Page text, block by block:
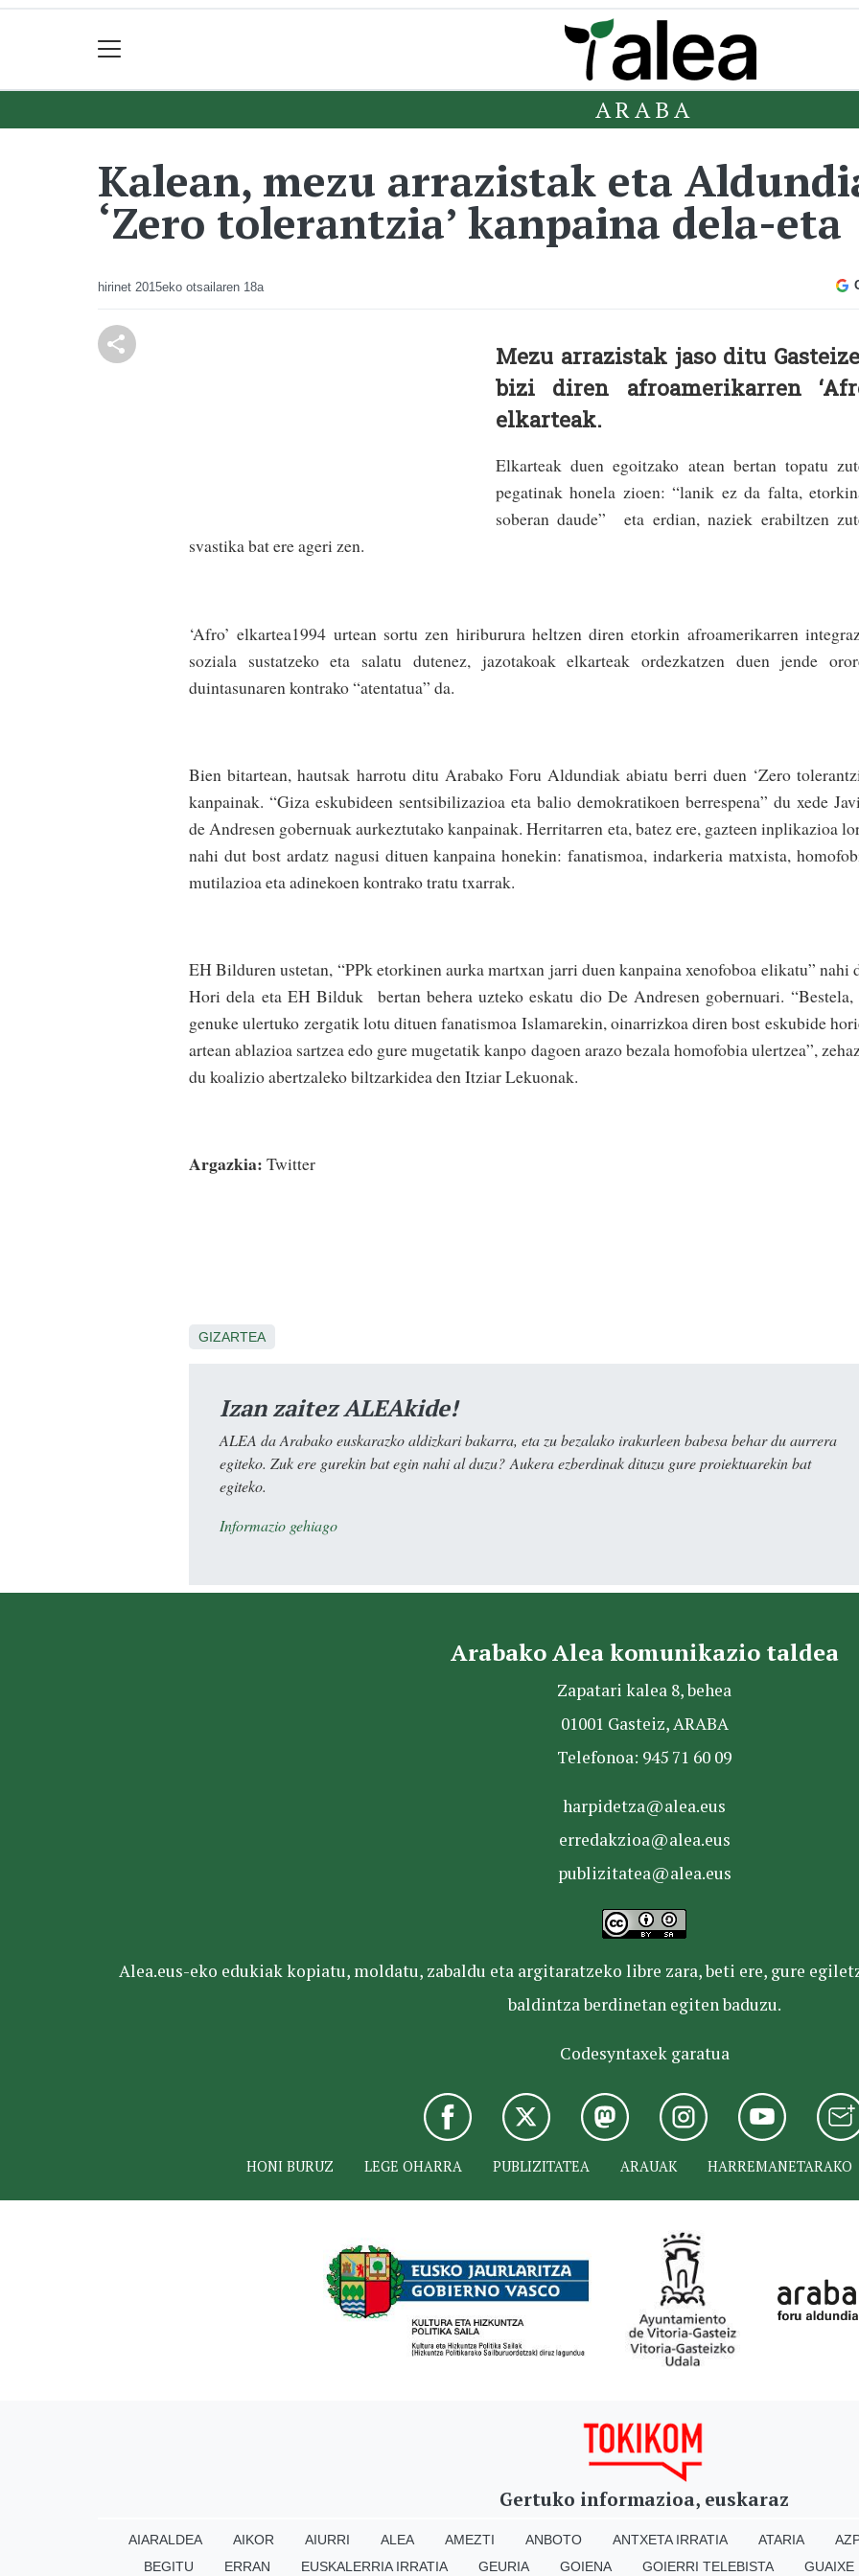
ARABA
Kalean, mezu arrazistak eta
‘Zero tolerantzia’ kanpaina dela-eta
hirinet 2015eko otsailaren 18a
Mezu arrazistak jaso ditu
bizi diren afroamerikarren
elkarteak.
Elkarteak duen egoitzako atean bertan topatu
pegatinak honela zioen: “lanik ez da falta,
soberan daude” eta erdian, naziek erabiltzen
svastika bat ere ageri zen.
‘Afro’ elkartea1994 urtean sortu zen hiriburura heltzen diren etorkin afroamerikarren
soziala sustatzeko eta salatu dutenez, jazotakoak elkarteak ordezkatzen duen jende
duintasunaren kontrako “atentatua” da.
Bien bitartean, hautsak harrotu ditu Arabako Foru Aldundiak abiatu berri duen ‘Zero
kanpainak. “Giza eskubideen sentsibilizazioa eta balio demokratikoen berrespena” du xede
de Andresen gobernuak aurkeztutako kanpainak. Herritarren eta, batez ere, gazteen inplikazioa
nahi dut bost ardatz nagusi dituen kanpaina honekin: fanatismoa, indarkeria matxista,
mutilazioa eta adinekoen kontrako tratu txarrak.
EH Bilduren ustetan, “PPk etorkinen aurka martxan jarri duen kanpaina xenofoboa elikatu” nahi
Hori dela eta EH Bilduk bertan behera uzteko eskatu dio De Andresen gobernuari. “Bestela,
genuke ulertuko zergatik lotu dituen fanatismoa Islamarekin, oinarrizkoa diren bost eskubide
artean ablazioa sartzea edo gure mugetatik kanpo dagoen arazo bezala homofobia ulertzea”,
du koalizio abertzaleko biltzarkidea den Itziar Lekuonak.
Argazkia: Twitter
GIZARTEA
Izan zaitez ALEAkide!
ALEA da Arabako euskarazko aldizkari bakarra, eta zu bezalako irakurleen babesa behar du aurrera
egiteko. Zuk ere gurekin bat egin nahi al duzu? Aukera ezberdinak dituzu gure proiektuarekin bat
egiteko.
Informazio gehiago
Arabako Alea komunikazio taldea
Zapatari kalea 8, behea
01001 Gasteiz, ARABA
Telefonoa: 945 71 60 09
harpidetza@alea.eus
erredakzioa@alea.eus
publizitatea@alea.eus
Alea.eus-eko edukiak kopiatu, moldatu, zabaldu eta argitaratzeko libre zara, beti ere, gure
baldintza berdinetan egiten baduzu.
Codesyntaxek garatua
HONI BURUZ LEGE OHARRA PUBLIZITATEA ARAUAK HARREMANETARAKO
Gertuko informazioa, euskaraz
AIARALDEA AIKOR AIURRI ALEA AMEZTI ANBOTO ANTXETA IRRATIA ATARIA
BEGITU
ERRAN EUSKALERRIA IRRATIA GEURIA GOIENA GOIERRI TELEBISTA GUAIXE